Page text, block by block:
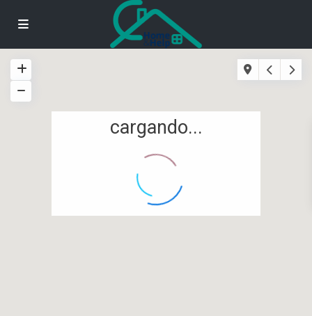
cargando...